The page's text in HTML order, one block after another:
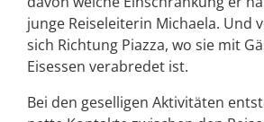
junge Reiseleiterin Michaela. Und
sich Richtung Piazza, wo sie mit
Eisessen verabredet ist.
Bei den geselligen Aktivitäten